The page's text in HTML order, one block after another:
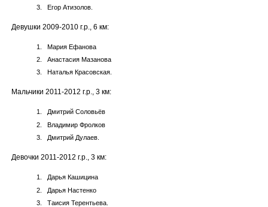
Егор Атизолов.
Девушки 2009-2010 г.р., 6 км:
Мария Ефанова
Анастасия Мазанова
Наталья Красовская.
Мальчики 2011-2012 г.р., 3 км:
Дмитрий Соловьёв
Владимир Фролков
Дмитрий Дулаев.
Девочки 2011-2012 г.р., 3 км:
Дарья Кашицина
Дарья Настенко
Таисия Терентьева.